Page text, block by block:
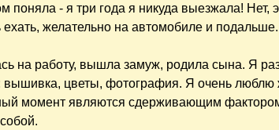
поняла - я три года я никуда выезжала! Нет,
желательно на автомобиле и подальше.
на работу, вышла замуж, родила сына. Я
вышивка, цветы, фотография. Я очень
момент являются сдерживающим